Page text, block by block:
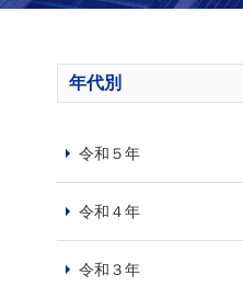
年代別
令和５年
令和４年
令和３年